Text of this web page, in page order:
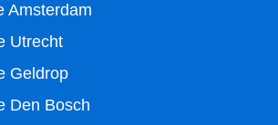
Amsterdam
Utrecht
Geldrop
Den Bosch